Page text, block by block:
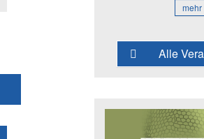
mehr
Alle